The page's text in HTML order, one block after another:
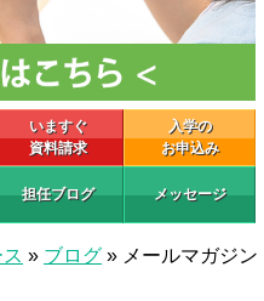
いますぐ
資料請求
入学の
お申込み
担任ブログ メッセージ
» ブログ » メールマガジン